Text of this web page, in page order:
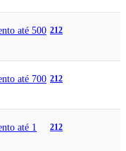
até 500 212
até 700 212
até 1
212